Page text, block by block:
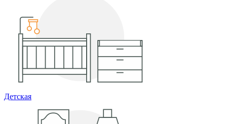
Детская